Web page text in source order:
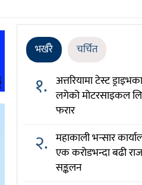
भर्खरै चर्चित
१. अत्तरियामा टेस्ट
लगेको मोटरसाइकल
फरार
२. महाकाली भन्सार
एक करोडभन्दा बढी
सङ्कलन